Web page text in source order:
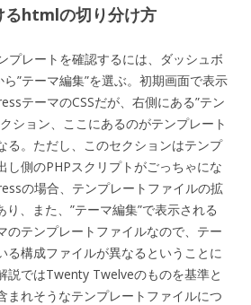
htmlの切り分け方
プレートを確認するには、ダッシュボ
ら”テーマ編集”を選ぶ。初期画面で表示
テーマのCSSだが、右側にある”テン
ション、ここにあるのがテンプレート
る。ただし、このセクションはテンプ
し側のPHPスクリプトがごっちゃにな
の場合、テンプレートファイルの拡
、また、”テーマ編集”で表示される
のテンプレートファイルなので、テー
る構成ファイルが異なるということに
説ではTwenty Twelveのものを基準と
まれそうなテンプレートファイルにつ